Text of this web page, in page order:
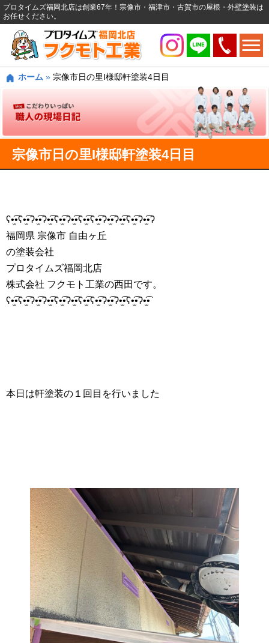
プロタイムズ福岡北店は創業67年！宗像市・福津市・古賀市の屋根・外壁塗装は
お任せください。
ホーム » 宗像市日の里I様邸軒塗装4日目
宗像市日の里I様邸軒塗装4日目
ʕ•̫͡•ʕ•̫͡•ʔ•̫͡•ʔ•̫͡•ʕ•̫͡•ʔ•̫͡•ʕ•̫͡•ʕ•̫͡•ʔ•̫͡•ʔ•̫͡•ʕ•̫͡•ʔ•̫͡•ʔ
福岡県 宗像市 自由ヶ丘
の塗装会社
プロタイムズ福岡北店
株式会社 フクモト工業の西田です。
ʕ•̫͡•ʕ•̫͡•ʔ•̫͡•ʔ•̫͡•ʕ•̫͡•ʔ•̫͡•ʕ•̫͡•ʕ•̫͡•ʔ•̫͡•ʔ•̫͡•ʕ•̫͡•ʔ•̫͡•
本日は軒塗装の１回目を行いました